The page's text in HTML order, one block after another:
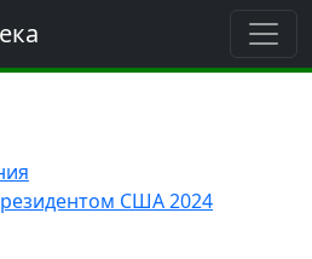
США 2024